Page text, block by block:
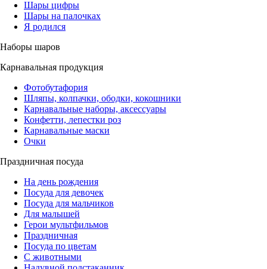
Шары цифры
Шары на палочках
Я родился
Наборы шаров
Карнавальная продукция
Фотобутафория
Шляпы, колпачки, ободки, кокошники
Карнавальные наборы, аксессуары
Конфетти, лепестки роз
Карнавальные маски
Очки
Праздничная посуда
На день рождения
Посуда для девочек
Посуда для мальчиков
Для малышей
Герои мультфильмов
Праздничная
Посуда по цветам
С животными